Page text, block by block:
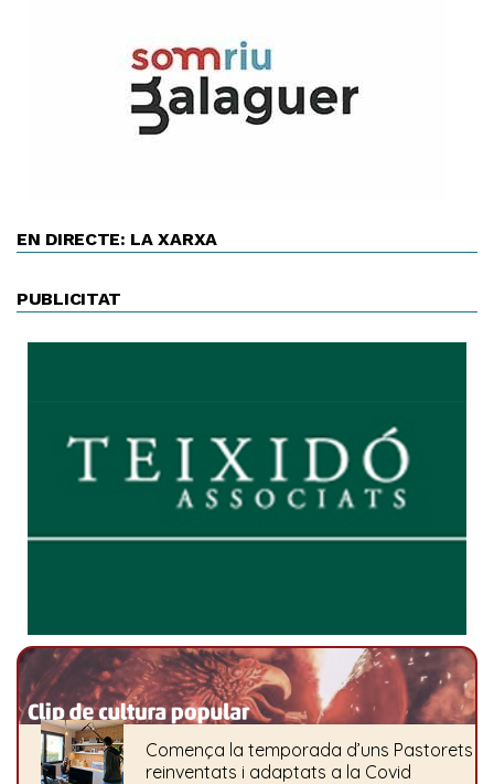
EN DIRECTE: LA XARXA
PUBLICITAT